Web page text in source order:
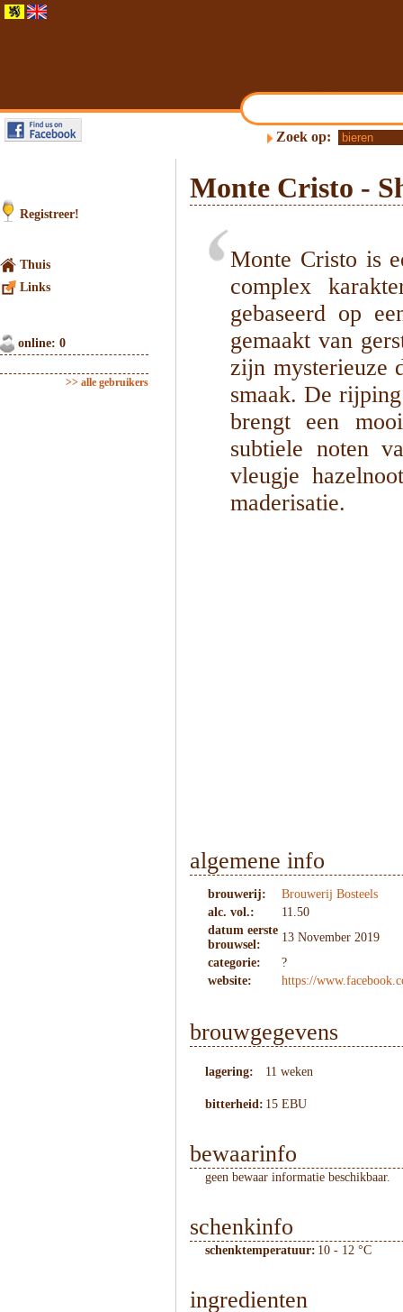
Zoek op:
Registreer!
Thuis
Links
online: 0
>> alle gebruikers
Monte Cristo -
Monte Cristo is
complex
gebaseerd op
gemaakt van
zijn mysterieuze
smaak. De
brengt een
subtiele noten
vleugje
maderisatie.
algemene info
brouwerij:
Brouwerij Bosteels
alc. vol.:
11.50
datum eerste
brouwsel:
13 November 2019
categorie:
?
website:
https://
brouwgegevens
lagering: 11 weken
bitterheid: 15 EBU
bewaarinfo
geen bewaar informatie beschikbaar.
schenkinfo
schenktemperatuur: 10 - 12 °C
ingredienten